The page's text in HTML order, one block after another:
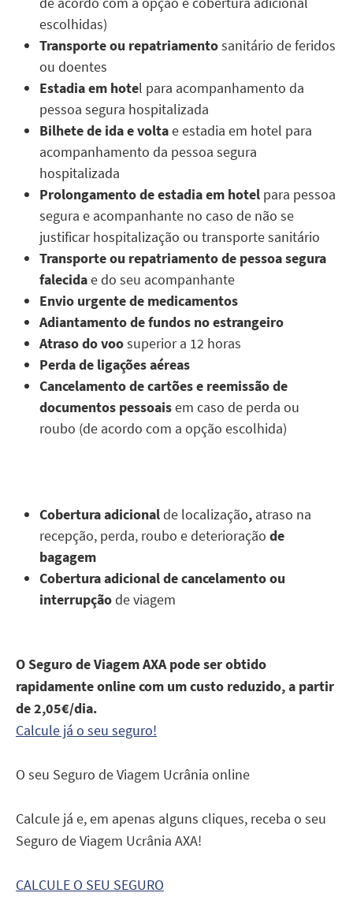
escolhidas)
Transporte ou repatriamentosanitário de feridos
ou doentes
Estadia em hotel para acompanhamento da
pessoa segura hospitalizada
Bilhete de ida e voltae estadia em hotel para
acompanhamento da pessoa segura
hospitalizada
Prolongamento de estadia em hotel para pessoa
segura e acompanhante no caso de não se
justificar hospitalização ou transporte sanitário
Transporte ou repatriamento de pessoa segura
falecidae do seu acompanhante
Envio urgente de medicamentos
Adiantamento de fundos no estrangeiro
Atraso do voosuperior a 12 horas
Perda de ligações aéreas
Cancelamento de cartões e reemissão de
documentos pessoaisem caso de perda ou
roubo (de acordo com a opção escolhida)
Cobertura adicionalde localização, atraso na
recepção, perda, roubo e deterioração de
bagagem
Cobertura adicional de cancelamento ou
interrupçãode viagem
O Seguro de Viagem AXA pode ser obtido
rapidamente online com um custo reduzido, a partir
de 2,05€/dia.
Calcule já o seu seguro!
O seu Seguro de Viagem Ucrânia online
Calcule já e, em apenas alguns cliques, receba o seu
Seguro de Viagem Ucrânia AXA!
CALCULE O SEU SEGURO